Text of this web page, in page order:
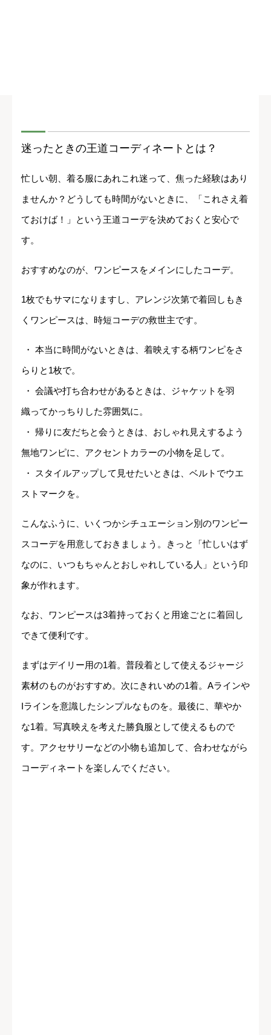
迷ったときの王道コーディネートとは？
忙しい朝、着る服にあれこれ迷って、焦った経験はあり
ませんか？どうしても時間がないときに、「これさえ着
ておけば！」という王道コーデを決めておくと安心で
す。
おすすめなのが、ワンピースをメインにしたコーデ。
1枚でもサマになりますし、アレンジ次第で着回しもき
くワンピースは、時短コーデの救世主です。
・ 本当に時間がないときは、着映えする柄ワンピをさ
らりと1枚で。
・ 会議や打ち合わせがあるときは、ジャケットを羽
織ってかっちりした雰囲気に。
・ 帰りに友だちと会うときは、おしゃれ見えするよう
無地ワンピに、アクセントカラーの小物を足して。
・ スタイルアップして見せたいときは、ベルトでウエ
ストマークを。
こんなふうに、いくつかシチュエーション別のワンピー
スコーデを用意しておきましょう。きっと「忙しいはず
なのに、いつもちゃんとおしゃれしている人」という印
象が作れます。
なお、ワンピースは3着持っておくと用途ごとに着回し
できて便利です。
まずはデイリー用の1着。普段着として使えるジャージ
素材のものがおすすめ。次にきれいめの1着。Aラインや
Iラインを意識したシンプルなものを。最後に、華やか
な1着。写真映えを考えた勝負服として使えるもので
す。アクセサリーなどの小物も追加して、合わせながら
コーディネートを楽しんでください。